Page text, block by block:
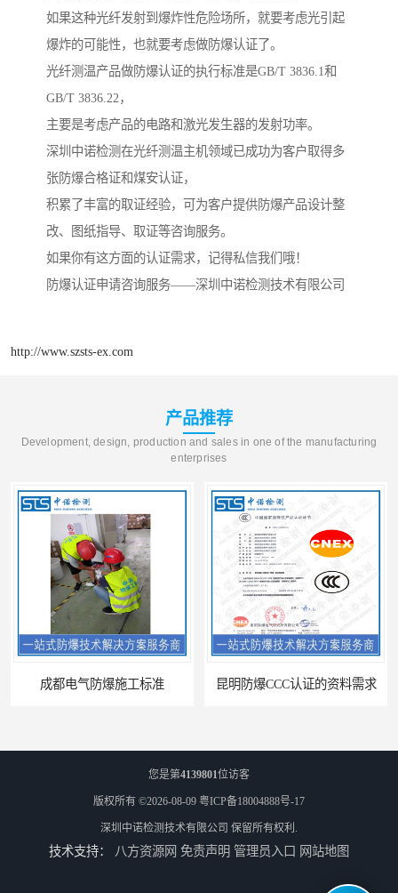
如果这种光纤发射到爆炸性危险场所，就要考虑光引起
爆炸的可能性，也就要考虑做防爆认证了。
光纤测温产品做防爆认证的执行标准是GB/T 3836.1和
GB/T 3836.22，
主要是考虑产品的电路和激光发生器的发射功率。
深圳中诺检测在光纤测温主机领域已成功为客户取得多
张防爆合格证和煤安认证，
积累了丰富的取证经验，可为客户提供防爆产品设计整
改、图纸指导、取证等咨询服务。
如果你有这方面的认证需求，记得私信我们哦！
防爆认证申请咨询服务——深圳中诺检测技术有限公司
http://www.szsts-ex.com
产品推荐
Development, design, production and sales in one of the manufacturing
enterprises
成都电气防爆施工标准 昆明防爆CCC认证的资料需求
您是第4139801位访客
版权所有 ©2026-08-09 粤ICP备18004888号-17
深圳中诺检测技术有限公司 保留所有权利.
技术支持： 八方资源网 免责声明 管理员入口 网站地图